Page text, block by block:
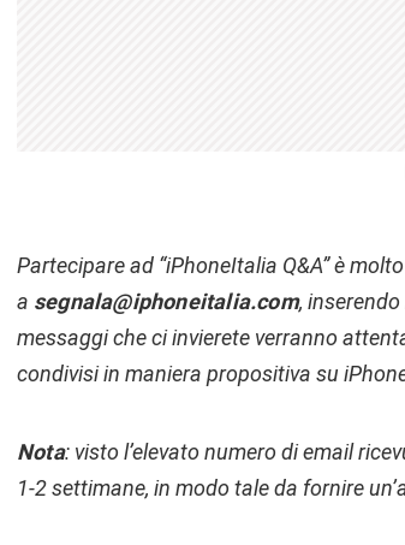
Partecipare ad “iPhoneItalia Q&A” è
a segnala@iphoneitalia.com,
messaggi che ci invierete verranno
condivisi in maniera propositiva su
Nota: visto l’elevato numero di email
1-2 settimane, in modo tale da fornire